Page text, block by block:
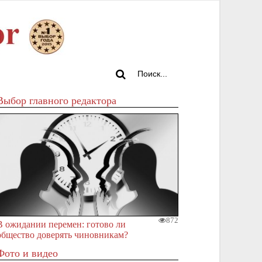
главного редактора
872
ожидании перемен: готово ли
доверять чиновникам?
и видео